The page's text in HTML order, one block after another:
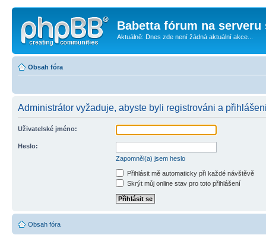
Babetta fórum na serveru
Aktuálně: Dnes zde není žádná aktuální akce...
Obsah fóra
Administrátor vyžaduje, abyste byli registrováni a
Uživatelské jméno:
Heslo:
Zapomněl(a) jsem heslo
Přihlásit mě automaticky při každé návštěvě
Skrýt můj online stav pro toto přihlášení
Obsah fóra